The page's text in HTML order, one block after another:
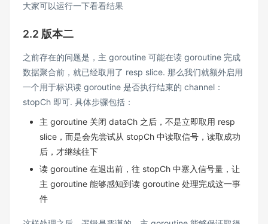
大家可以运行一下看看结果
2.2 版本二
之前存在的问题是，主 goroutine 可能在读 goroutine 完成
数据聚合前，就已经取用了 resp slice. 那么我们就额外启用
一个用于标识读 goroutine 是否执行结束的 channel：
stopCh 即可. 具体步骤包括：
主 goroutine 关闭 dataCh 之后，不是立即取用 resp
slice，而是会先尝试从 stopCh 中读取信号，读取成功
后，才继续往下
读 goroutine 在退出前，往 stopCh 中塞入信号量，让
主 goroutine 能够感知到读 goroutine 处理完成这一事
件